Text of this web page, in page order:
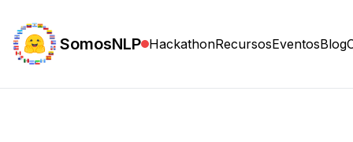
SomosNLP HackathonRecursosEventosBlog